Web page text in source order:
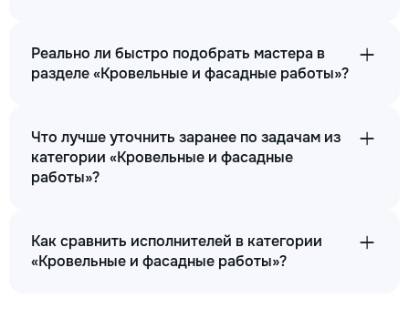
Реально ли быстро подобрать мастера в
разделе «Кровельные и фасадные работы»?
Что лучше уточнить заранее по задачам из
категории «Кровельные и фасадные
работы»?
Как сравнить исполнителей в категории
«Кровельные и фасадные работы»?